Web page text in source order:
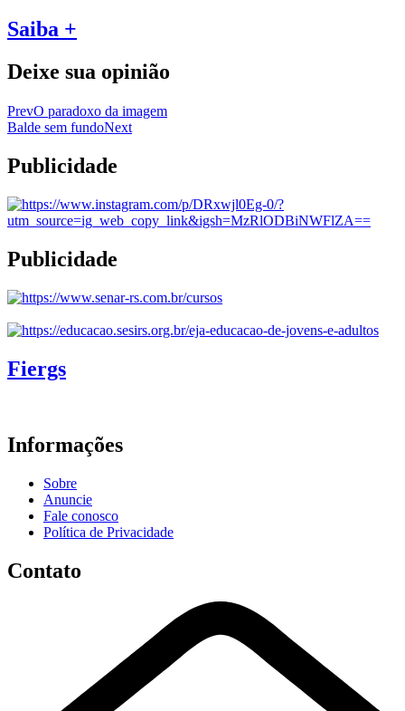
Saiba +
Deixe sua opinião
PrevO paradoxo da imagem
Balde sem fundoNext
Publicidade
Publicidade
Fiergs
Informações
Sobre
Anuncie
Fale conosco
Política de Privacidade
Contato